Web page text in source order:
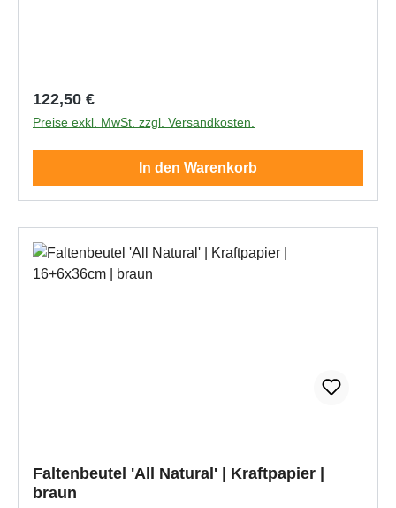
Regulärer Preis:
122,50 €
Preise exkl. MwSt. zzgl. Versandkosten.
In den Warenkorb
Faltenbeutel 'All Natural' | Kraftpapier |
braun